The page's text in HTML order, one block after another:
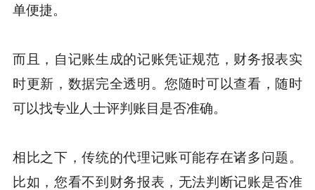
单便捷。
而且，自记账生成的记账凭证规范，财务报表实
时更新，数据完全透明。您随时可以查看，随时
可以找专业人士评判账目是否准确。
相比之下，传统的代理记账可能存在诸多问题。
比如，您看不到财务报表，无法判断记账是否准